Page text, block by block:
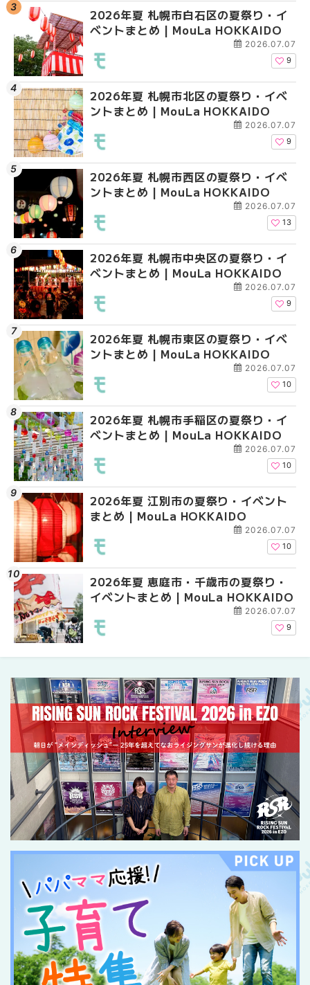
2026年夏 札幌市白石区の夏祭り・イ
ベントまとめ | MouLa HOKKAIDO
2026.07.07
9
2026年夏 札幌市北区の夏祭り・イベ
ントまとめ | MouLa HOKKAIDO
2026.07.07
9
2026年夏 札幌市西区の夏祭り・イベ
ントまとめ | MouLa HOKKAIDO
2026.07.07
13
2026年夏 札幌市中央区の夏祭り・イ
ベントまとめ | MouLa HOKKAIDO
2026.07.07
9
2026年夏 札幌市東区の夏祭り・イベ
ントまとめ | MouLa HOKKAIDO
2026.07.07
10
2026年夏 札幌市手稲区の夏祭り・イ
ベントまとめ | MouLa HOKKAIDO
2026.07.07
10
2026年夏 江別市の夏祭り・イベント
まとめ | MouLa HOKKAIDO
2026.07.07
10
2026年夏 恵庭市・千歳市の夏祭り・
イベントまとめ | MouLa HOKKAIDO
2026.07.07
9
2026年夏 札幌市西区
ントまとめ | MouLa
2026年夏 札幌市豊平
ベントまとめ |
2026年夏 札幌市北区
ントまとめ | MouLa
2026年夏 札幌市清田
ベントまとめ |
2026年夏 札幌市手稲
ベントまとめ |
2026年夏 札幌市中央
ベントまとめ |
2026年夏 札幌市南区
ントまとめ | MouLa
札幌の麻辣湯（マーラ
め専門店9選！本場の
新店まで徹底比較 |
2026年夏 札幌市白石
ベントまとめ |
2026年夏 札幌市西区
ントまとめ | MouLa
2026年夏 札幌市清田
ベントまとめ |
2026年夏 札幌市手稲
ベントまとめ |
2026年夏 札幌市豊平
ベントまとめ |
2026年夏 札幌市東区
ントまとめ | MouLa
2026年夏 札幌市南区
ントまとめ | MouLa
札幌の麻辣湯（マーラ
め専門店6選！本場の
新店まで徹底比較 |